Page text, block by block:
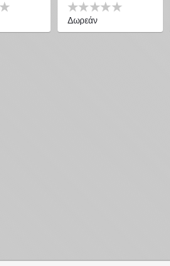
Δωρεάν